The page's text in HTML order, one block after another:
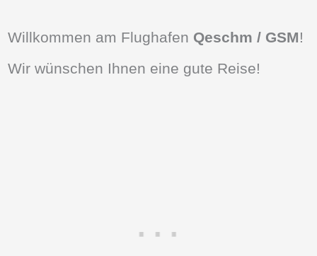
Willkommen am Flughafen Qeschm / GSM!
Wir wünschen Ihnen eine gute Reise!